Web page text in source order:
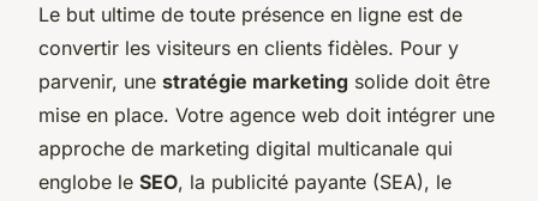
Le but ultime de toute présence en ligne est de
convertir les visiteurs en clients fidèles. Pour y
parvenir, une stratégie marketing solide doit être
mise en place. Votre agence web doit intégrer une
approche de marketing digital multicanale qui
englobe le SEO, la publicité payante (SEA), le